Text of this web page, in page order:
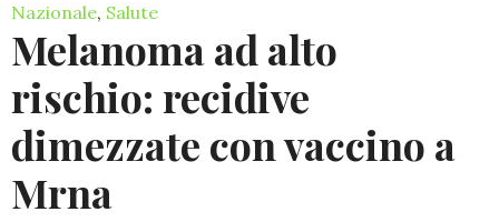
Nazionale, Salute
Melanoma ad alto
rischio: recidive
dimezzate con vaccino a
Mrna